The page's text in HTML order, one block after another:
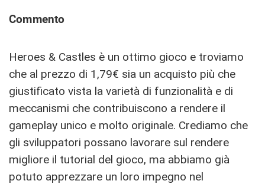
Commento
Heroes & Castles è un ottimo gioco e troviamo
che al prezzo di 1,79€ sia un acquisto più che
giustificato vista la varietà di funzionalità e di
meccanismi che contribuiscono a rendere il
gameplay unico e molto originale. Crediamo che
gli sviluppatori possano lavorare sul rendere
migliore il tutorial del gioco, ma abbiamo già
potuto apprezzare un loro impegno nel